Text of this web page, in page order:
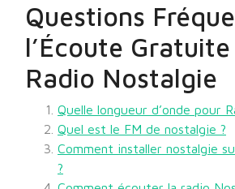
Questions
l’Écoute
Radio Nostalgie
Quelle longueur d’onde pour
Quel est le FM de nostalgie ?
Comment installer nostalgie
?